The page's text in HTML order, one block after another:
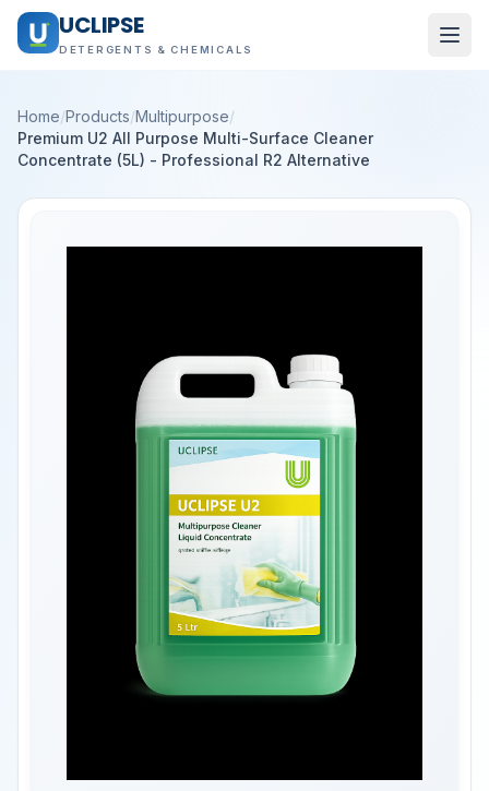
UCLIPSE
DETERGENTS & CHEMICALS
Home/Products/Multipurpose/
Premium U2 All Purpose Multi-Surface Cleaner
Concentrate (5L) - Professional R2 Alternative